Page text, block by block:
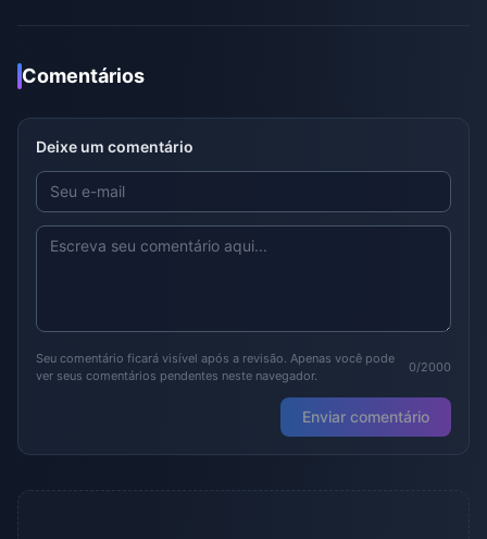
Comentários
Deixe um comentário
Seu comentário ficará visível após a revisão. Apenas você pode
ver seus comentários pendentes neste navegador.
0/2000
Enviar comentário